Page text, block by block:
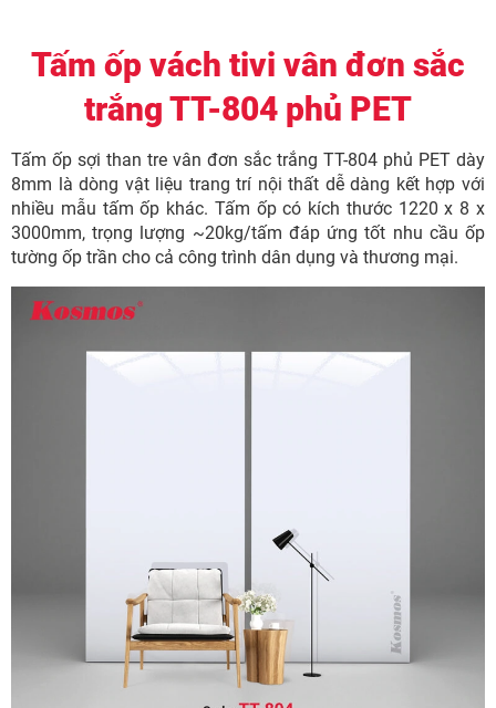
Tấm ốp vách tivi vân đơn sắc
trắng TT-804 phủ PET
Tấm ốp sợi than tre vân đơn sắc trắng TT-804 phủ PET dày
8mm là dòng vật liệu trang trí nội thất dễ dàng kết hợp với
nhiều mẫu tấm ốp khác. Tấm ốp có kích thước 1220 x 8 x
3000mm, trọng lượng ~20kg/tấm đáp ứng tốt nhu cầu ốp
tường ốp trần cho cả công trình dân dụng và thương mại.